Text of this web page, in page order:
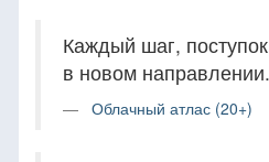
Каждый шаг,
в новом направлении.
Облачный атлас (20+)